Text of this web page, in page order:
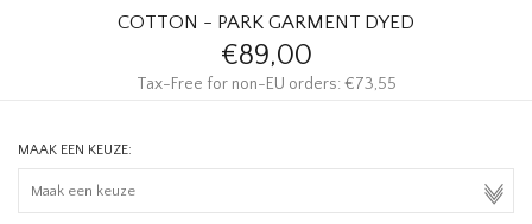
COTTON - PARK GARMENT DYED
€89,00
Tax-Free for non-EU orders: €73,55
MAAK EEN KEUZE: